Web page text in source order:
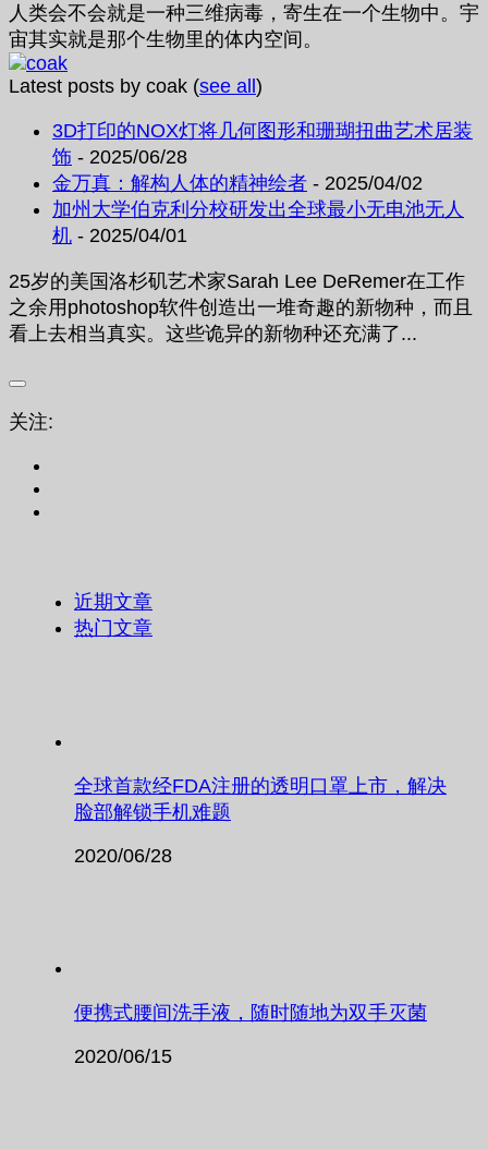
人类会不会就是一种三维病毒，寄生在一个生物中。宇
宙其实就是那个生物里的体内空间。
Latest posts by coak (see all)
3D打印的NOX灯将几何图形和珊瑚扭曲艺术居装
饰 - 2025/06/28
金万真：解构人体的精神绘者 - 2025/04/02
加州大学伯克利分校研发出全球最小无电池无人
机 - 2025/04/01
25岁的美国洛杉矶艺术家Sarah Lee DeRemer在工作
之余用photoshop软件创造出一堆奇趣的新物种，而且
看上去相当真实。这些诡异的新物种还充满了...
关注:
近期文章
热门文章
全球首款经FDA注册的透明口罩上市，解决
脸部解锁手机难题
2020/06/28
便携式腰间洗手液，随时随地为双手灭菌
2020/06/15